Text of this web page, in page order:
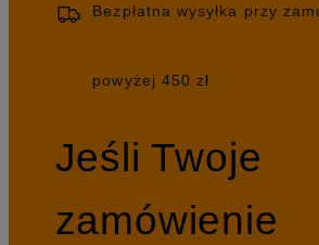
Bezpłatna wysyłka przy
powyżej 450 zł
Jeśli Twoje
zamówienie